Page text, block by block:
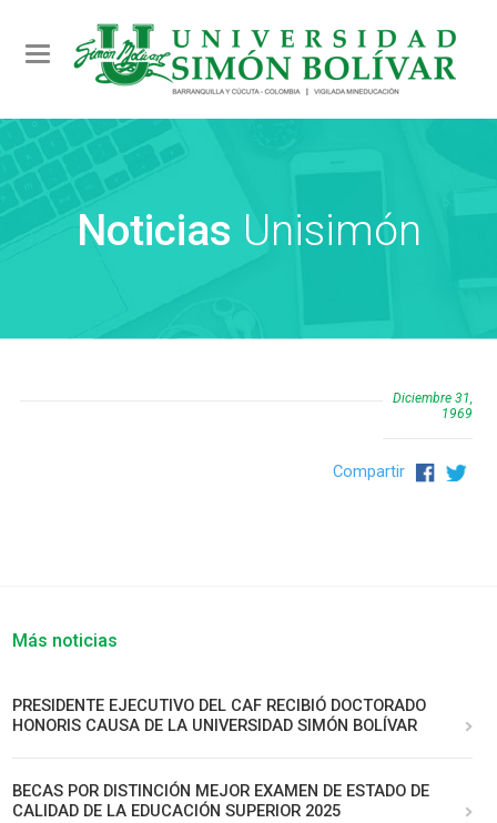
Toggle navigation
Noticias Unisimón
Diciembre 31,
1969
Compartir
Más noticias
PRESIDENTE EJECUTIVO DEL CAF RECIBIÓ DOCTORADO
HONORIS CAUSA DE LA UNIVERSIDAD SIMÓN BOLÍVAR
BECAS POR DISTINCIÓN MEJOR EXAMEN DE ESTADO DE
CALIDAD DE LA EDUCACIÓN SUPERIOR 2025